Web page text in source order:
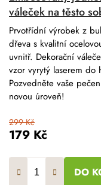
váleček na těsto
179 Kč
299 Kč
DO
Prvotřídní výrobek z
dřeva s kvalitní
uvnitř. Dekorační
vzor vyrytý laserem do
Pozvedněte vaše
novou úroveň!